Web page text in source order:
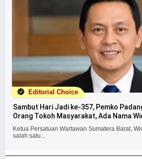
Editorial Choice
Sambut Hari Jadi ke-357, Pemko
Orang Tokoh Masyarakat, Ada Nama
Ketua Persatuan Wartawan Sumatera Barat,
salah satu...